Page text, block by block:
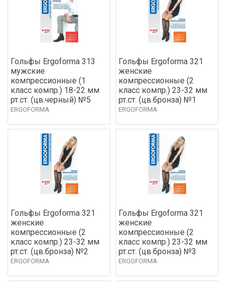
Гольфы Ergoforma 313
мужские
компрессионные (1
класс компр.) 18-22 мм
рт.ст. (цв.черный) №5
ERGOFORMA
Гольфы Ergoforma 321
женские
компрессионные (2
класс компр.) 23-32 мм
рт.ст. (цв.бронза) №1
ERGOFORMA
Гольфы Ergoforma 321
женские
компрессионные (2
класс компр.) 23-32 мм
рт.ст. (цв.бронза) №2
ERGOFORMA
Гольфы Ergoforma 321
женские
компрессионные (2
класс компр.) 23-32 мм
рт.ст. (цв.бронза) №3
ERGOFORMA